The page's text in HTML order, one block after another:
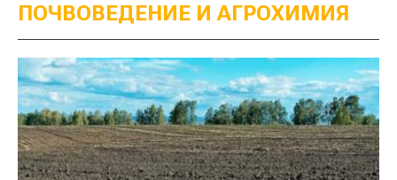
ПОЧВОВЕДЕНИЕ И АГРОХИМИЯ